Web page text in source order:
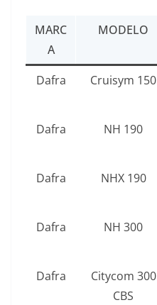
MARC
A
MODELO
Dafra Cruisym 150
Dafra
NH 190
Dafra
NHX 190
Dafra
NH 300
Dafra
Citycom 300
CBS